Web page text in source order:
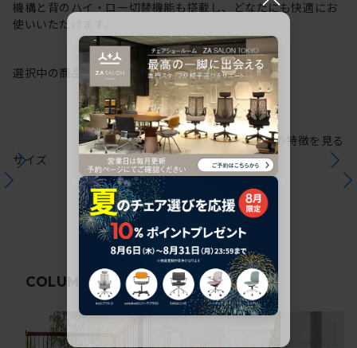
機構と背のハイ・ロー切替機能も搭載し、どなたにも快適にお
使いいただけます。
選択中の商品情報保証 注意事項
サイズ
シリーズの特徴を見る
COLUMN関連コラム